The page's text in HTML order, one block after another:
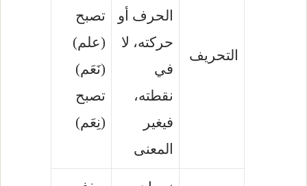
التحريف
الحرف أو
حركته، لا
في
نقطته،
فيغير
المعنى
تصبح
(علم)
(نَعَم)
تصبح
(نِعَم)